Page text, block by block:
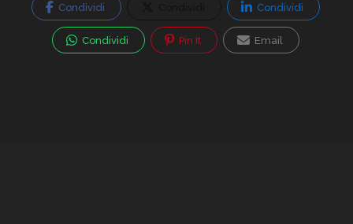
Condividi Condividi
Condividi Pin It Email